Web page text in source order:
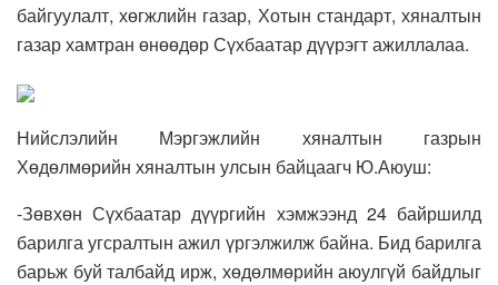
байгуулалт, хөгжлийн газар, Хотын стандарт, хяналтын
газар хамтран өнөөдөр Сүхбаатар дүүрэгт ажиллалаа.
Нийслэлийн Мэргэжлийн хяналтын газрын
Хөдөлмөрийн хяналтын улсын байцаагч Ю.Аюуш:
-Зөвхөн Сүхбаатар дүүргийн хэмжээнд 24 байршилд
барилга угсралтын ажил үргэлжилж байна. Бид барилга
барьж буй талбайд ирж, хөдөлмөрийн аюулгүй байдлыг